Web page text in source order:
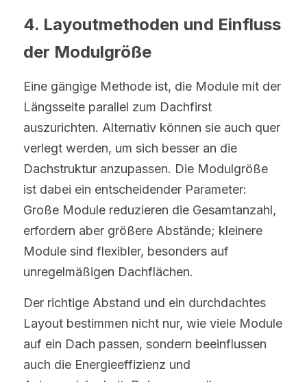
4. Layoutmethoden und Einfluss
der Modulgröße
Eine gängige Methode ist, die Module mit der
Längsseite parallel zum Dachfirst
auszurichten. Alternativ können sie auch quer
verlegt werden, um sich besser an die
Dachstruktur anzupassen. Die Modulgröße
ist dabei ein entscheidender Parameter:
Große Module reduzieren die Gesamtanzahl,
erfordern aber größere Abstände; kleinere
Module sind flexibler, besonders auf
unregelmäßigen Dachflächen.
Der richtige Abstand und ein durchdachtes
Layout bestimmen nicht nur, wie viele Module
auf ein Dach passen, sondern beeinflussen
auch die Energieeffizienz und